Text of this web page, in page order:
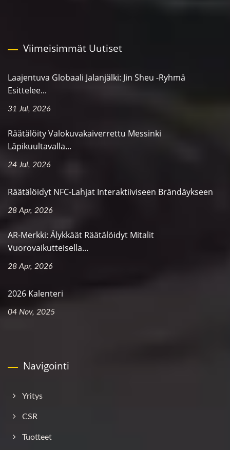
Viimeisimmät Uutiset
Laajentuva Globaali Jalanjälki: Jin Sheu -ryhmä
Esittelee...
31 Jul, 2026
Räätälöity Valokuvakaiverrettu Messinki
Läpikuultavalla...
24 Jul, 2026
Räätälöidyt NFC-Lahjat Interaktiiviseen Brändäykseen
28 Apr, 2026
AR-Merkki: Älykkäät Räätälöidyt Mitalit
Vuorovaikutteisella...
28 Apr, 2026
2026 Kalenteri
04 Nov, 2025
Navigointi
Yritys
CSR
Tuotteet